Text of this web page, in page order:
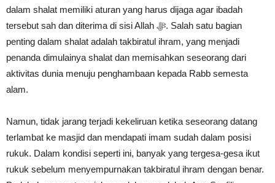
dalam shalat memiliki aturan yang harus dijaga agar ibadah
tersebut sah dan diterima di sisi Allah ﷻ. Salah satu bagian
penting dalam shalat adalah takbiratul ihram, yang menjadi
penanda dimulainya shalat dan memisahkan seseorang dari
aktivitas dunia menuju penghambaan kepada Rabb semesta
alam.
Namun, tidak jarang terjadi kekeliruan ketika seseorang datang
terlambat ke masjid dan mendapati imam sudah dalam posisi
rukuk. Dalam kondisi seperti ini, banyak yang tergesa-gesa ikut
rukuk sebelum menyempurnakan takbiratul ihram dengan benar.